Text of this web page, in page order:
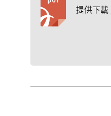
提供下載